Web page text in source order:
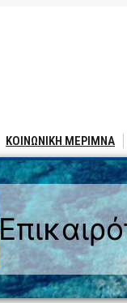
ΚΟΙΝΩΝΙΚΗ ΜΕΡΙΜΝΑ